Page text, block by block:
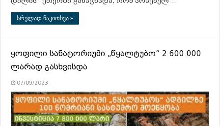
სრულად წაკითხვა »
ყოფილი სანატორიუმი „წყალტუბო“ 2 600 000
ლარად გასხვისდა
07/09/2023